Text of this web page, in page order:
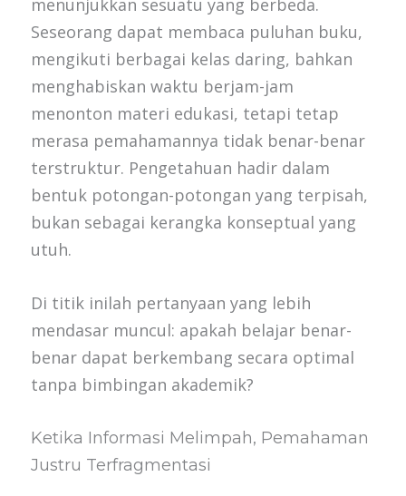
menunjukkan sesuatu yang berbeda.
Seseorang dapat membaca puluhan buku,
mengikuti berbagai kelas daring, bahkan
menghabiskan waktu berjam-jam
menonton materi edukasi, tetapi tetap
merasa pemahamannya tidak benar-benar
terstruktur. Pengetahuan hadir dalam
bentuk potongan-potongan yang terpisah,
bukan sebagai kerangka konseptual yang
utuh.
Di titik inilah pertanyaan yang lebih
mendasar muncul: apakah belajar benar-
benar dapat berkembang secara optimal
tanpa bimbingan akademik?
Ketika Informasi Melimpah, Pemahaman
Justru Terfragmentasi